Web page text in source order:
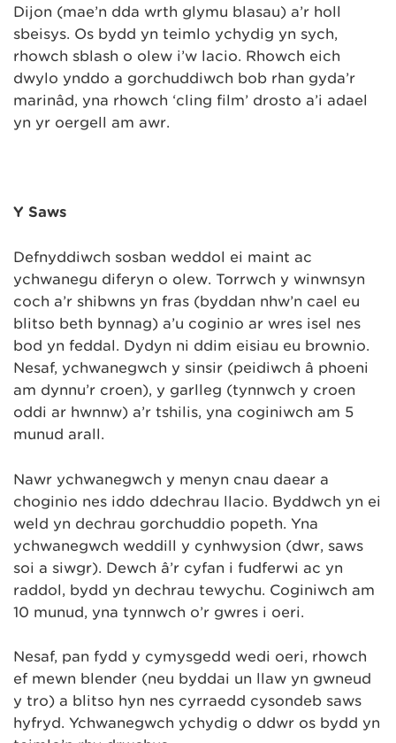
Dijon (mae’n dda wrth glymu blasau) a’r holl
sbeisys. Os bydd yn teimlo ychydig yn sych,
rhowch sblash o olew i’w lacio. Rhowch eich
dwylo ynddo a gorchuddiwch bob rhan gyda’r
marinâd, yna rhowch ‘cling film’ drosto a’i adael
yn yr oergell am awr.
Y Saws
Defnyddiwch sosban weddol ei maint ac
ychwanegu diferyn o olew. Torrwch y winwnsyn
coch a’r shibwns yn fras (byddan nhw’n cael eu
blitso beth bynnag) a’u coginio ar wres isel nes
bod yn feddal. Dydyn ni ddim eisiau eu brownio.
Nesaf, ychwanegwch y sinsir (peidiwch â phoeni
am dynnu’r croen), y garlleg (tynnwch y croen
oddi ar hwnnw) a’r tshilis, yna coginiwch am 5
munud arall.
Nawr ychwanegwch y menyn cnau daear a
choginio nes iddo ddechrau llacio. Byddwch yn ei
weld yn dechrau gorchuddio popeth. Yna
ychwanegwch weddill y cynhwysion (dŵr, saws
soi a siwgr). Dewch â’r cyfan i fudferwi ac yn
raddol, bydd yn dechrau tewychu. Coginiwch am
10 munud, yna tynnwch o’r gwres i oeri.
Nesaf, pan fydd y cymysgedd wedi oeri, rhowch
ef mewn blender (neu byddai un llaw yn gwneud
y tro) a blitso hyn nes cyrraedd cysondeb saws
hyfryd. Ychwanegwch ychydig o ddŵr os bydd yn